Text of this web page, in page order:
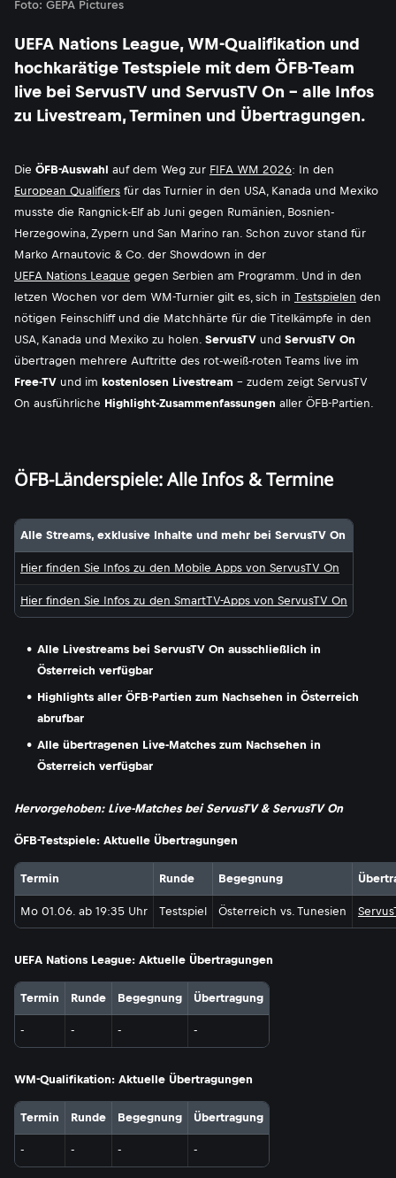
Foto: GEPA Pictures
UEFA Nations League, WM-Qualifikation und
hochkarätige Testspiele mit dem ÖFB-Team
live bei ServusTV und ServusTV On - alle Infos
zu Livestream, Terminen und Übertragungen.
Die ÖFB-Auswahl auf dem Weg zur FIFA WM 2026: In den
European Qualifiers für das Turnier in den USA, Kanada und Mexiko
musste die Rangnick-Elf ab Juni gegen Rumänien, Bosnien-
Herzegowina, Zypern und San Marino ran. Schon zuvor stand für
Marko Arnautovic & Co. der Showdown in der
UEFA Nations League gegen Serbien am Programm. Und in den
letzen Wochen vor dem WM-Turnier gilt es, sich in Testspielen den
nötigen Feinschliff und die Matchhärte für die Titelkämpfe in den
USA, Kanada und Mexiko zu holen. ServusTV und ServusTV On
übertragen mehrere Auftritte des rot-weiß-roten Teams live im
Free-TV und im kostenlosen Livestream - zudem zeigt ServusTV
On ausführliche Highlight-Zusammenfassungen aller ÖFB-Partien.
ÖFB-Länderspiele: Alle Infos & Termine
Alle Streams, exklusive Inhalte und mehr bei ServusTV On
Hier finden Sie Infos zu den Mobile Apps von ServusTV On
Hier finden Sie Infos zu den SmartTV-Apps von ServusTV On
Alle Livestreams bei ServusTV On ausschließlich in
Österreich verfügbar
Highlights aller ÖFB-Partien zum Nachsehen in Österreich
abrufbar
Alle übertragenen Live-Matches zum Nachsehen in
Österreich verfügbar
Hervorgehoben: Live-Matches bei ServusTV & ServusTV On
ÖFB-Testspiele: Aktuelle Übertragungen
Termin Runde Begegnung
Mo 01.06. ab 19:35 Uhr Testspiel Österreich vs. Tunesien
UEFA Nations League: Aktuelle Übertragungen
Termin Runde Begegnung Übertragung
- - - -
WM-Qualifikation: Aktuelle Übertragungen
Termin Runde Begegnung Übertragung
- - - -